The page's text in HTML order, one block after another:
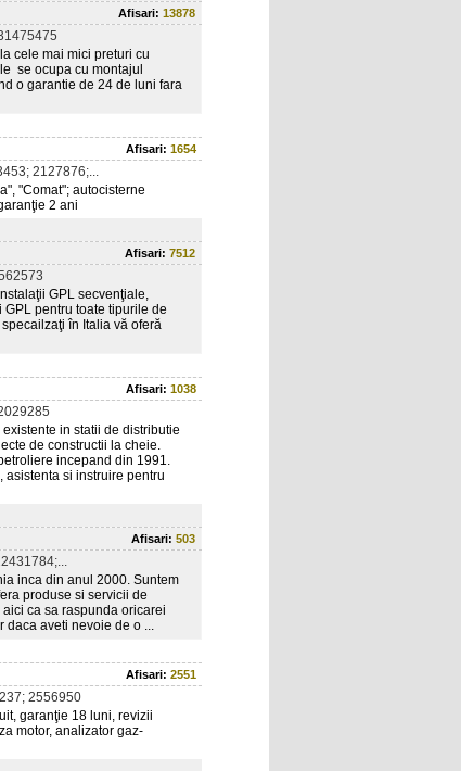
Afisari: 13878
cele mai mici preturi cu
se ocupa cu montajul
o garantie de 24 de luni fara
Afisari: 1654
2127876;...
"Comat"; autocisterne
2 ani
Afisari: 7512
GPL secvenţiale,
pentru toate tipurile de
în Italia vă oferă
Afisari: 1038
in statii de distributie
de constructii la cheie.
incepand din 1991.
asistenta si instruire pentru
Afisari: 503
inca din anul 2000. Suntem
produse si servicii de
ca sa raspunda oricarei
daca aveti nevoie de o ...
Afisari: 2551
2556950
garanţie 18 luni, revizii
motor, analizator gaz-